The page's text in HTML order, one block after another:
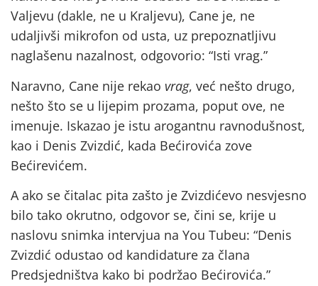
Valjevu (dakle, ne u Kraljevu), Cane je, ne
udaljivši mikrofon od usta, uz prepoznatljivu
naglašenu nazalnost, odgovorio: “Isti vrag.”
Naravno, Cane nije rekao vrag, već nešto drugo,
nešto što se u lijepim prozama, poput ove, ne
imenuje. Iskazao je istu arogantnu ravnodušnost,
kao i Denis Zvizdić, kada Bećirovića zove
Bećirevićem.
A ako se čitalac pita zašto je Zvizdićevo nesvjesno
bilo tako okrutno, odgovor se, čini se, krije u
naslovu snimka intervjua na You Tubeu: “Denis
Zvizdić odustao od kandidature za člana
Predsjedništva kako bi podržao Bećirovića.”